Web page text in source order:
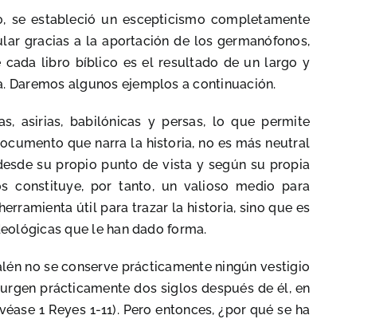
se estableció un escepticismo completamente
gracias a la aportación de los germanófonos,
libro bíblico es el resultado de un largo y
Daremos algunos ejemplos a continuación.
asirias, babilónicas y persas, lo que permite
que narra la historia, no es más neutral
su propio punto de vista y según su propia
constituye, por tanto, un valioso medio para
útil para trazar la historia, sino que es
que le han dado forma.
no se conserve prácticamente ningún vestigio
prácticamente dos siglos después de él, en
1 Reyes 1-11). Pero entonces, ¿por qué se ha